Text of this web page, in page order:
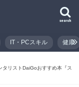
search
IT・PCスキル 健康
リストDaiGoおすすめ本『ス